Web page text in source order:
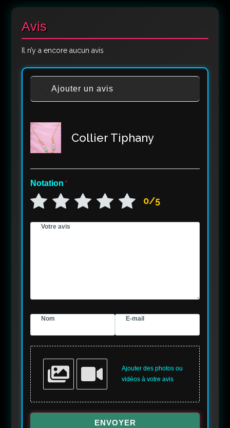
Avis
Il n’y a encore aucun avis
Ajouter un avis
Collier Tiphany
Notation *
0/5
Votre avis
Nom E-mail
Ajouter des photos ou
vidéos à votre avis
ENVOYER